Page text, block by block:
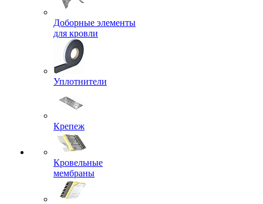
Доборные элементы
для кровли
Уплотнители
Крепеж
Кровельные
мембраны